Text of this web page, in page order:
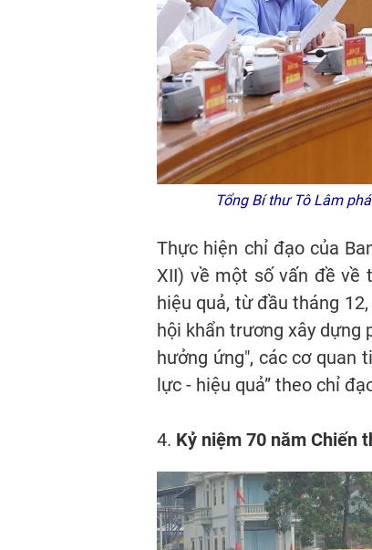
Tổng Bí thư Tô Lâm
Thực hiện chỉ đạo của
XII) về một số vấn đề về
hiệu quả, từ đầu tháng
hội khẩn trương xây dựng
hưởng ứng", các cơ quan
lực - hiệu quả” theo chỉ
4. Kỷ niệm 70 năm Chiến